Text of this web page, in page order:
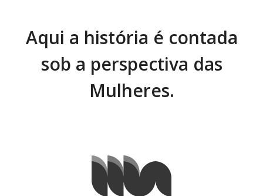
Aqui a história é contada
sob a perspectiva das
Mulheres.